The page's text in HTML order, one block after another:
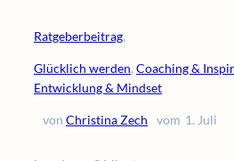
Ratgeberbeitrag,
Glücklich werden, Coaching &
Entwicklung & Mindset
von Christina Zech vom 1. Juli